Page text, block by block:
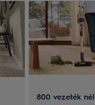
800 vezeték